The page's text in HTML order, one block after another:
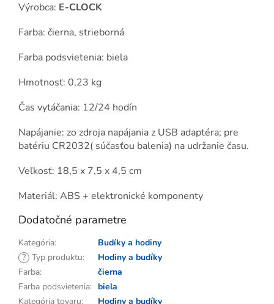
Výrobca: E-CLOCK
Farba: čierna, strieborná
Farba podsvietenia: biela
Hmotnosť: 0,23 kg
Čas vytáčania: 12/24 hodín
Napájanie: zo zdroja napájania z USB adaptéra; pre
batériu CR2032( súčasťou balenia) na udržanie času.
Veľkosť: 18,5 x 7,5 x 4,5 cm
Materiál: ABS + elektronické komponenty
Dodatočné parametre
Kategória:
Budíky a hodiny
? Typ produktu:
Hodiny a budíky
Farba:
čierna
Farba podsvietenia: biela
Kategória tovaru: Hodiny a budíky